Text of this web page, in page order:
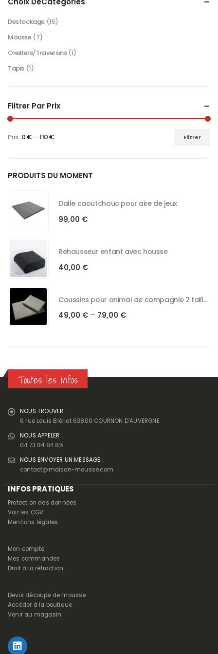
Destockage (15)
Mousse (7)
Oreillers/Traversins (1)
Tapis (1)
Filtrer Par Prix
Filtrer
Prix :0 €—110 €
PRODUITS DU MOMENT
Dalle caoutchouc pour aire de jeux
99,00 €
Rehausseur enfant avec housse
40,00 €
Coussins pour animal de compagnie 2 tailles au choix
49,00 € – 79,00 €Plage
Toutes les infos
NOUS TROUVER :
6 rue Louis Blériot 63800 COURNON D'AUVERGNE
NOUS APPELER :
04 73 84 84 85
NOUS ENVOYER UN MESSAGE :
contact@maison-mousse.com
INFOS PRATIQUES
Protection des données
Voir les CGV
Mentions légales
Mon compte
Mes commandes
Droit à la rétraction
Devis découpe de mousse
Accéder à la boutique
Venir au magasin